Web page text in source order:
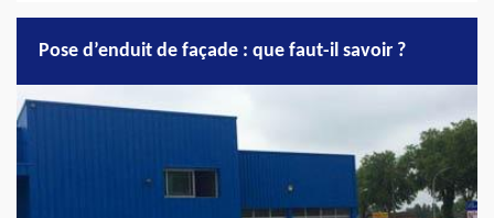
Pose d’enduit de façade : que faut-il savoir ?